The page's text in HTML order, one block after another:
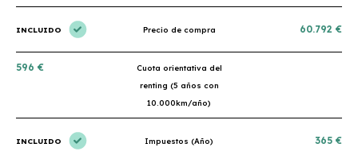
INCLUIDO Precio de compra 60.792 €
596 €
Cuota orientativa del
renting (5 años con
10.000km/año)
INCLUIDO Impuestos (Año) 365 €